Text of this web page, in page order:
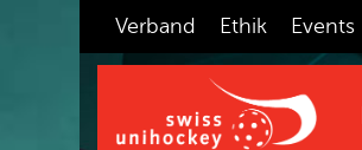
Verband Ethik Events